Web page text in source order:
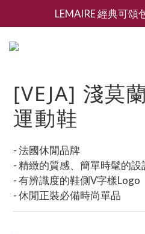
新會員募集現領
LEMAIRE 經典可頌
香氛 / 家居 / 餐廚 [ 全館折
[VEJA] 淺莫
運動鞋
- 法國休閒品牌
- 精緻的質感、簡單時髦的設
- 有辨識度的鞋側V字樣Logo
- 休閒正裝必備時尚單品